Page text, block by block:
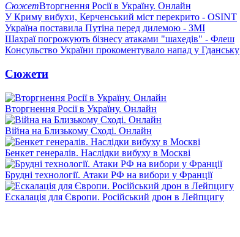
СюжетВторгнення Росії в Україну. Онлайн
У Криму вибухи, Керченський міст перекрито - OSINT
Україна поставила Путіна перед дилемою - ЗМІ
Шахраї погрожують бізнесу атаками "шахедів" - Флеш
Консульство України прокоментувало напад у Гданську
Сюжети
Вторгнення Росії в Україну. Онлайн
Війна на Близькому Сході. Онлайн
Бенкет генералів. Наслідки вибуху в Москві
Брудні технології. Атаки РФ на вибори у Франції
Ескалація для Європи. Російський дрон в Лейпцигу